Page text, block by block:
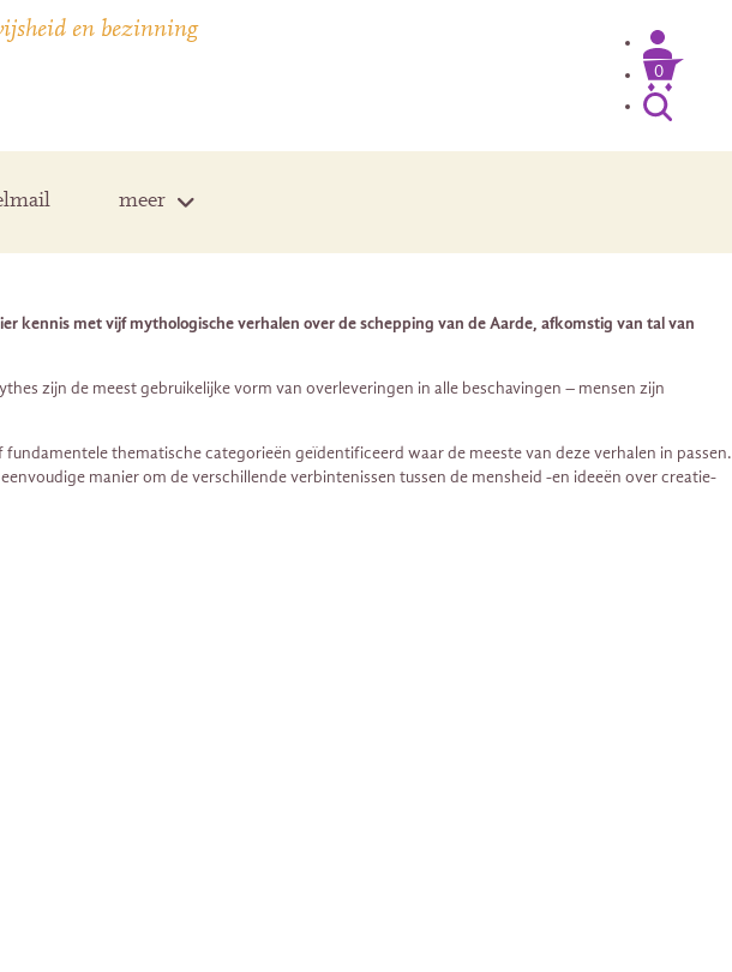
en bezinning
0
meer
kennis met vijf mythologische verhalen over de schepping van de Aarde, afkomstig van tal van
zijn de meest gebruikelijke vorm van overleveringen in alle beschavingen – mensen zijn
thematische categorieën geïdentificeerd waar de meeste van deze verhalen in passen.
manier om de verschillende verbintenissen tussen de mensheid -en ideeën over creatie-